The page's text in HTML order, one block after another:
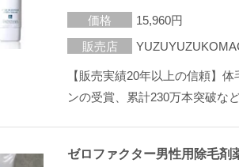
価格
15,960円
販売店
【販売実績20年以上の信頼】
ンの受賞、累計230万本突破な
ゼロファクター男性用除毛